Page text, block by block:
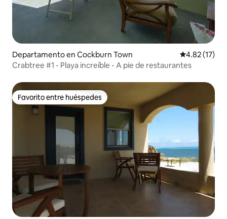
Departamento en Cockburn Town Calificación
4.82 (17)
Crabtree #1 - Playa increíble - A pie de restaurantes
Favorito entre huéspedes
Favorito entre huéspedes